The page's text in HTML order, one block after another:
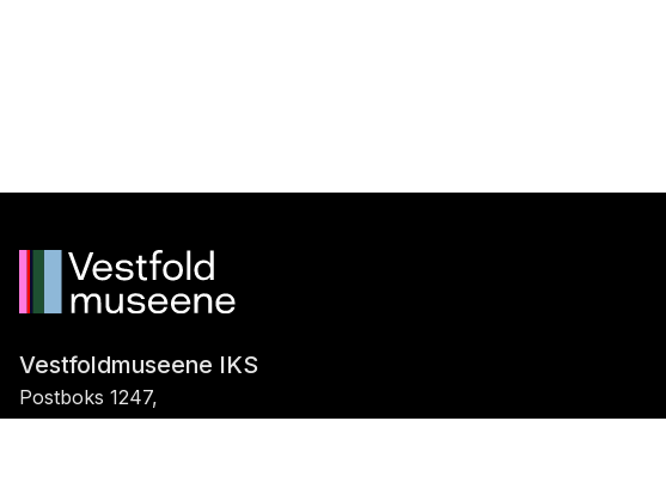
Vestfoldmuseene IKS
Postboks 1247,
3205 Sandefjord